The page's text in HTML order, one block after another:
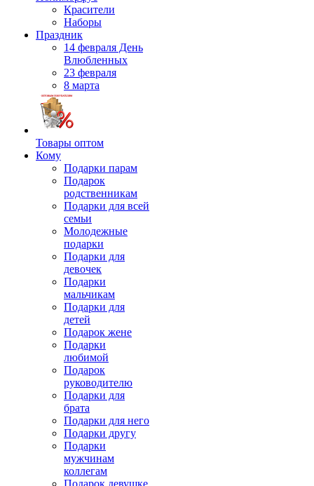
Красители
Наборы
Праздник
14 февраля День
Влюбленных
23 февраля
8 марта
Товары оптом
Кому
Подарки парам
Подарок
родственникам
Подарки для всей
семьи
Молодежные
подарки
Подарки для
девочек
Подарки
мальчикам
Подарки для
детей
Подарок жене
Подарки
любимой
Подарок
руководителю
Подарки для
брата
Подарки для него
Подарки другу
Подарки
мужчинам
коллегам
Подарок девушке